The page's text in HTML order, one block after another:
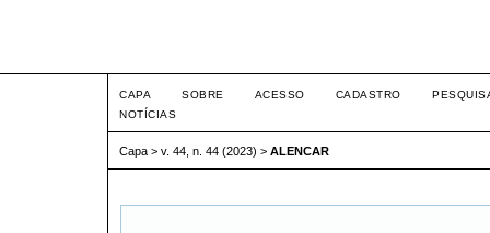
CAPA SOBRE ACESSO CADASTRO
NOTÍCIAS
Capa > v. 44, n. 44 (2023) > ALENCAR